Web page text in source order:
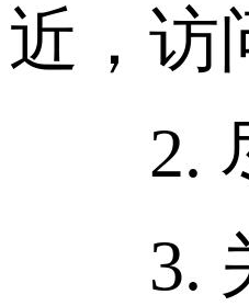
近，访
2. 尽
3. 关